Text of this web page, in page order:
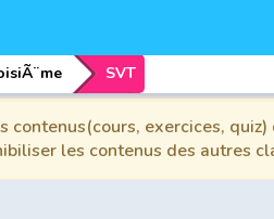
SVT
contenus(cours, exercices,
les contenus des autres